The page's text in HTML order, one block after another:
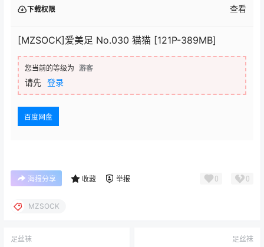
下载权限 查看
[MZSOCK]爱美足 No.030 猫猫 [121P-389MB]
您当前的等级为 游客
请先 登录
百度网盘
海报分享 收藏 举报 0 0
MZSOCK
足丝袜 足丝袜